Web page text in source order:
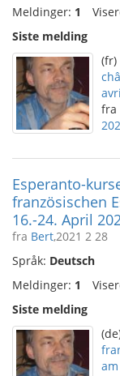
Meldinger: 1
Siste melding
(fr)
fra
Esperanto-
französischen
16.-24. April
fra Bert,2021 2 28
Språk: Deutsch
Meldinger: 1
Siste melding